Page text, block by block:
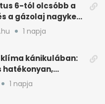
6-tól olcsóbb a
a gázolaj nagyker
1 napja
kánikulában:
hatékonyan,
árammal
1 napja